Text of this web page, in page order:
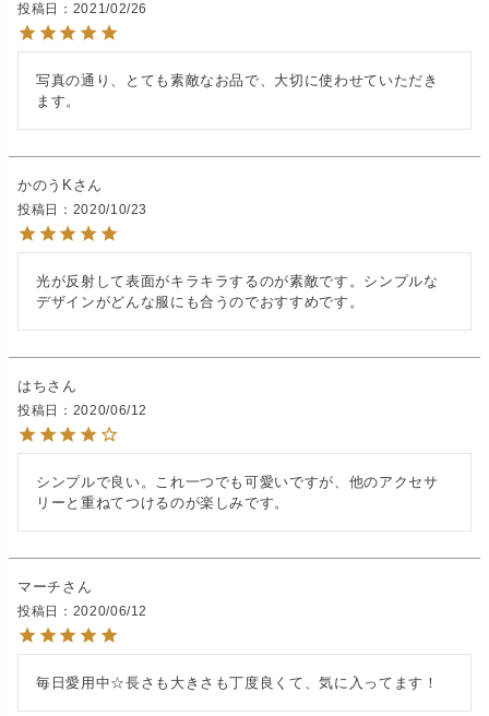
投稿日 2021/02/26
写真の通り、とても素敵なお品で、大切に使わせていただき
ます。
かのうK
投稿日 2020/10/23
光が反射して表面がキラキラするのが素敵です。シンプルな
デザインがどんな服にも合うのでおすすめです。
はち
投稿日 2020/06/12
シンプルで良い。これ一つでも可愛いですが、他のアクセサ
リーと重ねてつけるのが楽しみです。
マーチ
投稿日 2020/06/12
毎日愛用中☆長さも大きさも丁度良くて、気に入ってます！